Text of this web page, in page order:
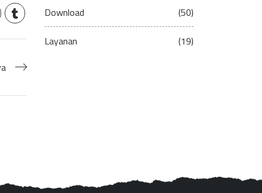
Download (50)
Layanan (19)